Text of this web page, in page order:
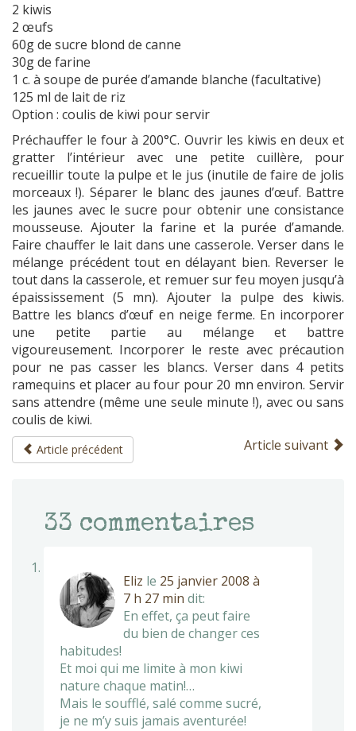
2 kiwis
2 œufs
60g de sucre blond de canne
30g de farine
1 c. à soupe de purée d’amande blanche (facultative)
125 ml de lait de riz
Option : coulis de kiwi pour servir
Préchauffer le four à 200°C. Ouvrir les kiwis en deux et
gratter l’intérieur avec une petite cuillère, pour
recueillir toute la pulpe et le jus (inutile de faire de jolis
morceaux !). Séparer le blanc des jaunes d’œuf. Battre
les jaunes avec le sucre pour obtenir une consistance
mousseuse. Ajouter la farine et la purée d’amande.
Faire chauffer le lait dans une casserole. Verser dans le
mélange précédent tout en délayant bien. Reverser le
tout dans la casserole, et remuer sur feu moyen jusqu’à
épaississement (5 mn). Ajouter la pulpe des kiwis.
Battre les blancs d’œuf en neige ferme. En incorporer
une petite partie au mélange et battre
vigoureusement. Incorporer le reste avec précaution
pour ne pas casser les blancs. Verser dans 4 petits
ramequins et placer au four pour 20 mn environ. Servir
sans attendre (même une seule minute !), avec ou sans
coulis de kiwi.
Article précédent Article suivant
33 commentaires
Eliz le 25 janvier 2008 à
7 h 27 min dit:
En effet, ça peut faire
du bien de changer ces
habitudes!
Et moi qui me limite à mon kiwi
nature chaque matin!…
Mais le soufflé, salé comme sucré,
je ne m’y suis jamais aventurée!